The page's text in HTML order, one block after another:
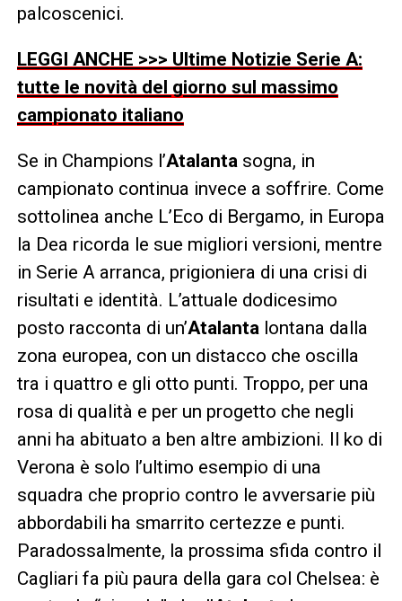
palcoscenici.
LEGGI ANCHE >>> Ultime Notizie Serie A:
tutte le novità del giorno sul massimo
campionato italiano
Se in Champions l’Atalanta sogna, in
campionato continua invece a soffrire. Come
sottolinea anche L’Eco di Bergamo, in Europa
la Dea ricorda le sue migliori versioni, mentre
in Serie A arranca, prigioniera di una crisi di
risultati e identità. L’attuale dodicesimo
posto racconta di un’Atalanta lontana dalla
zona europea, con un distacco che oscilla
tra i quattro e gli otto punti. Troppo, per una
rosa di qualità e per un progetto che negli
anni ha abituato a ben altre ambizioni. Il ko di
Verona è solo l’ultimo esempio di una
squadra che proprio contro le avversarie più
abbordabili ha smarrito certezze e punti.
Paradossalmente, la prossima sfida contro il
Cagliari fa più paura della gara col Chelsea: è